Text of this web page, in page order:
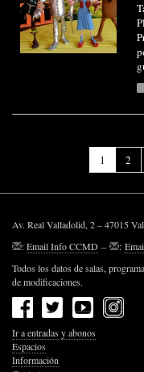
1
(Página
actual)
2
Av. Real Valladolid, 2 – 47015
:Email Info CCMD – :
Todos los datos de salas,
de modificaciones.
Ir a entradas y abonos
Espacios
Información